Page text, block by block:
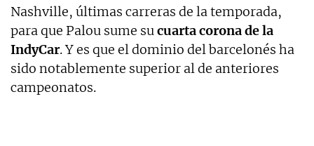
Nashville, últimas carreras de la temporada,
para que Palou sume sucuarta corona de la
IndyCar. Y es que el dominio del barcelonés ha
sido notablemente superior al de anteriores
campeonatos.